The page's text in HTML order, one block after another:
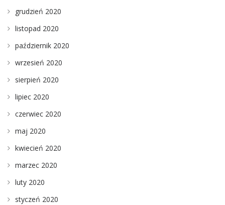
grudzień 2020
listopad 2020
październik 2020
wrzesień 2020
sierpień 2020
lipiec 2020
czerwiec 2020
maj 2020
kwiecień 2020
marzec 2020
luty 2020
styczeń 2020